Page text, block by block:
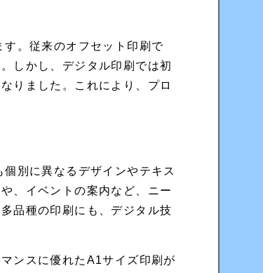
。従来のオフセット印刷で
しかし、デジタル印刷では初
りました。これにより、プロ
別に異なるデザインやテキス
、イベントの案内など、ニー
品種の印刷にも、デジタル技
ンスに優れたA1サイズ印刷が